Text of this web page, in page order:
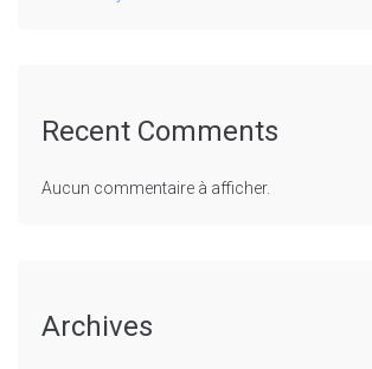
Recent Comments
Aucun commentaire à afficher.
Archives